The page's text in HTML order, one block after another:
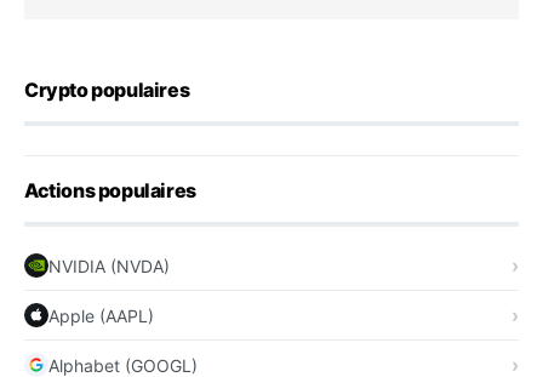
Crypto populaires
Actions populaires
NVIDIA (NVDA)
Apple (AAPL)
Alphabet (GOOGL)